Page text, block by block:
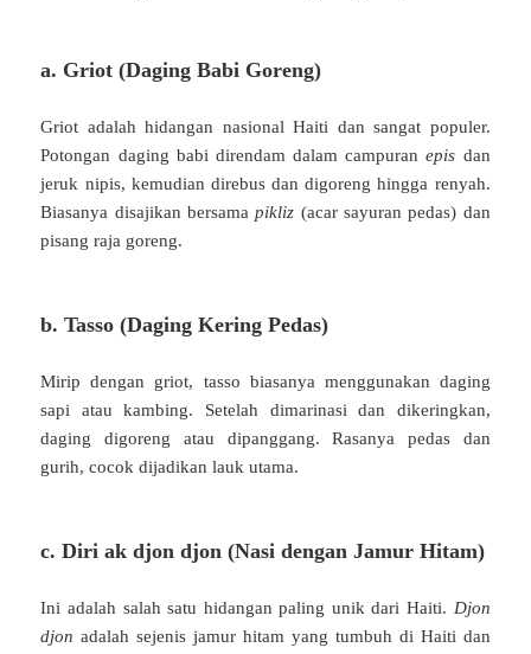
a. Griot (Daging Babi Goreng)
Griot adalah hidangan nasional Haiti dan sangat populer.
Potongan daging babi direndam dalam campuranepis dan
jeruk nipis, kemudian direbus dan digoreng hingga renyah.
Biasanya disajikan bersamapikliz (acar sayuran pedas) dan
pisang raja goreng.
b. Tasso (Daging Kering Pedas)
Mirip dengan griot, tasso biasanya menggunakan daging
sapi atau kambing. Setelah dimarinasi dan dikeringkan,
daging digoreng atau dipanggang. Rasanya pedas dan
gurih, cocok dijadikan lauk utama.
c. Diri ak djon djon (Nasi dengan Jamur Hitam)
Ini adalah salah satu hidangan paling unik dari Haiti. Djon
djon adalah sejenis jamur hitam yang tumbuh di Haiti dan